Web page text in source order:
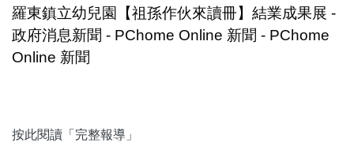
羅東鎮立幼兒園【祖孫作伙來讀冊】結業成果展 -
政府消息新聞 - PChome Online 新聞 - PChome
Online 新聞
按此閱讀「完整報導」